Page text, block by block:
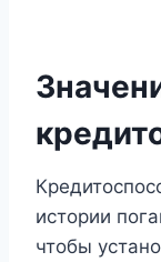
истории
чтобы